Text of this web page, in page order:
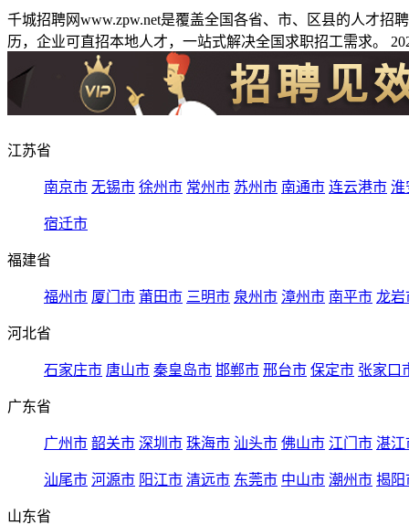
千城招聘网www.zpw.net是覆盖全国各省、市、区县的人才
历，企业可直招本地人才，一站式解决全国求职招工需求。
江苏省
南京市 无锡市 徐州市 常州市 苏州市 南通市 连云港市 淮
宿迁市
福建省
福州市 厦门市 莆田市 三明市 泉州市 漳州市 南平市 龙岩
河北省
石家庄市 唐山市 秦皇岛市 邯郸市 邢台市 保定市 张家口
广东省
广州市 韶关市 深圳市 珠海市 汕头市 佛山市 江门市 湛江
汕尾市 河源市 阳江市 清远市 东莞市 中山市 潮州市 揭阳
山东省